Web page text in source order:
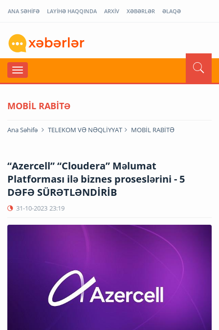
ANA SƏHİFƏ LAYİHƏ HAQQINDA ARXİV XƏBƏRLƏR ƏLAQƏ
MOBİL RABİTƏ
Ana Səhifə TELEKOM VƏ NƏQLİYYAT MOBİL RABİTƏ
“Azercell” “Cloudera” Məlumat
Platforması ilə biznes proseslərini - 5
DƏFƏ SÜRƏTLƏNDİRİB
31-10-2023 23:19